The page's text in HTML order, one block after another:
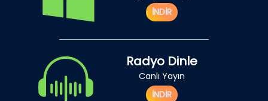
İNDİR
Radyo Dinle
Canlı Yayın
İNDİR